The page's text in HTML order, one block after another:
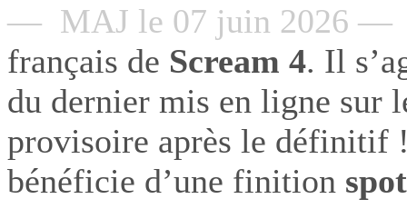
— MAJ le 07 juin 2026 —
français de Scream 4. Il
du dernier mis en ligne sur
provisoire après le définitif
bénéficie d’une finition